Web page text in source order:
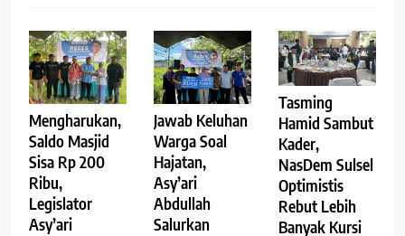
Mengharukan,
Saldo Masjid
Sisa Rp 200
Ribu,
Legislator
Asy’ari
Jawab Keluhan
Warga Soal
Hajatan,
Asy’ari
Abdullah
Salurkan
Tasming
Hamid Sambut
Kader,
NasDem Sulsel
Optimistis
Rebut Lebih
Banyak Kursi